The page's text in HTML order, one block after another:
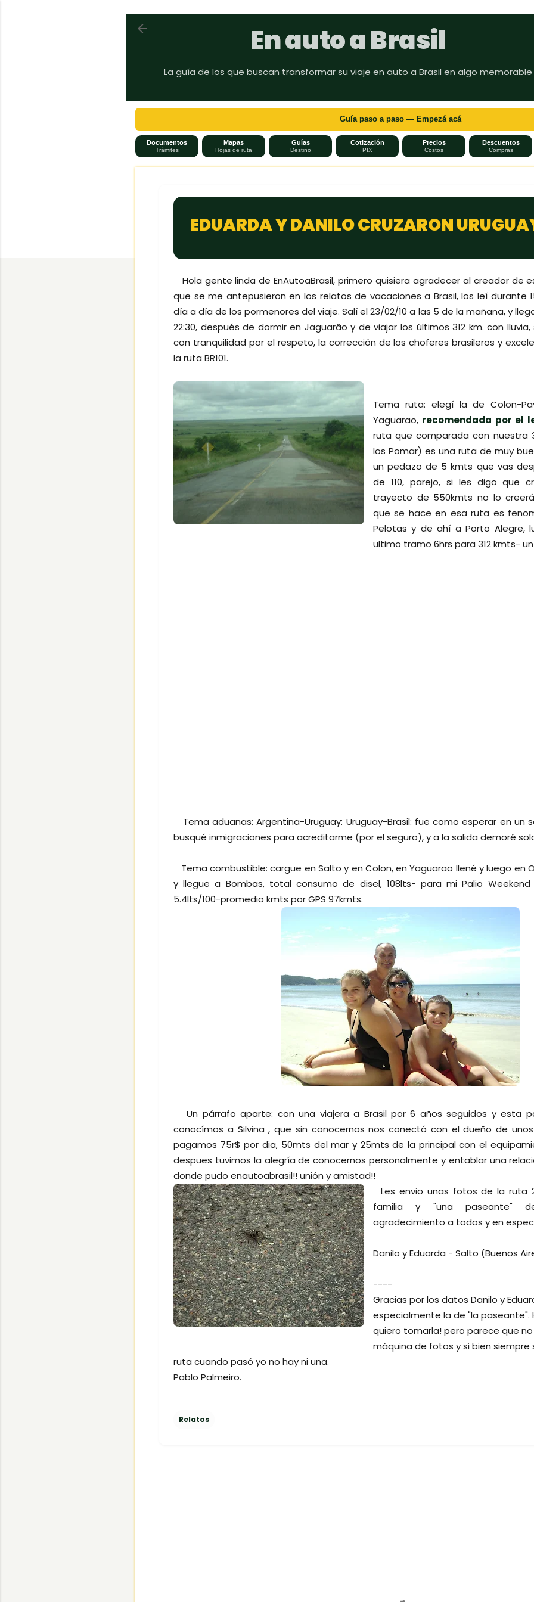
Ir al contenido principal
En auto a Brasil
La guía de los que buscan transformar su viaje en auto a Brasil en algo memorable
Guía paso a paso — Empezá acá
Documentos
Trámites
Mapas
Hojas de ruta
Guías
Destino
Cotización
PIX
Precios
Costos
Descuentos
Compras
EDUARDA Y DANILO CRUZARON
Hola gente linda de EnAutoaBrasil, primero quisiera agradecer al creador de
que se me antepusieron en los relatos de vacaciones a Brasil, los leí durante
día a día de los pormenores del viaje. Salí el 23/02/10 a las 5 de la mañana, y
22:30, después de dormir en Jaguarâo y de viajar los últimos 312 km. con
con tranquilidad por el respeto, la corrección de los choferes brasileros y
la ruta BR101.
Tema ruta: elegí la de Colon-
Yaguarao, recomendada por el
ruta que comparada con nuestra
los Pomar) es una ruta de muy
un pedazo de 5 kmts que vas
de 110, parejo, si les digo que
trayecto de 550kmts no lo
que se hace en esa ruta es
Pelotas y de ahí a Porto Alegre,
ultimo tramo 6hrs para 312 kmts-
Tema aduanas: Argentina-Uruguay: Uruguay-Brasil: fue como esperar en un
busqué inmigraciones para acreditarme (por el seguro), y a la salida demoré
Tema combustible: cargue en Salto y en Colon, en Yaguarao llené y luego en
y llegue a Bombas, total consumo de disel, 108lts- para mi Palio Weekend
5.4lts/100-promedio kmts por GPS 97kmts.
Un párrafo aparte: con una viajera a Brasil por 6 años seguidos y esta
conocímos a Silvina , que sin conocernos nos conectó con el dueño de
pagamos 75r$ por dia, 50mts del mar y 25mts de la principal con el
despues tuvimos la alegría de conocernos personalmente y entablar una
donde pudo enautoabrasil!! unión y amistad!!
Les envio unas fotos de la ruta
familia y "una paseante"
agradecimiento a todos y en
Danilo y Eduarda - Salto (Buenos
----
Gracias por los datos Danilo y
especialmente la de "la paseante".
quiero tomarla! pero parece que
máquina de fotos y si bien siempre
ruta cuando pasó yo no hay ni una.
Pablo Palmeiro.
Relatos